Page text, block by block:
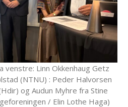
venstre: Linn Okkenhaug Getz
(NTNU) : Peder Halvorsen
og Audun Myhre fra Stine
/ Elin Lothe Haga)